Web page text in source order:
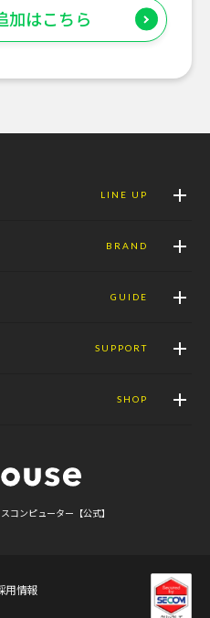
加はこちら
LINE UP
BRAND
GUIDE
SUPPORT
SHOP
コンピューター【公式】
用情報